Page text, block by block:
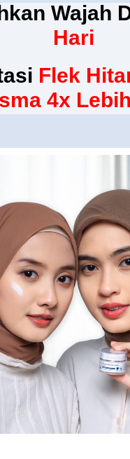
Wajah
Hari
Flek
4x